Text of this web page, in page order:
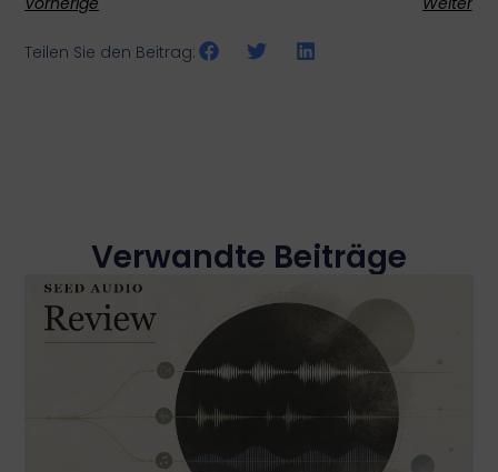
Teilen Sie den Beitrag:
Verwandte Beiträge